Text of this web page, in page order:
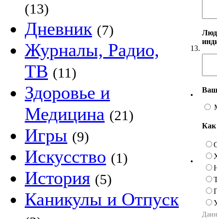
(13)
Дневник (7)
Журналы, Радио,
ТВ (11)
Здоровье и
Медицина (21)
Игры (9)
Искусство (1)
История (5)
Каникулы и Отпуск
13.
•
•
Как